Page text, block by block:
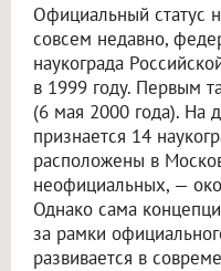
Официальный статус
совсем недавно,
наукограда
в 1999 году. Первым
(6 мая 2000 года). На
признается 14
расположены в
неофициальных, —
Однако сама
за рамки
развивается в